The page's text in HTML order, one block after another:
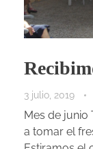
3 julio, 2019
Mes de junio
a tomar el